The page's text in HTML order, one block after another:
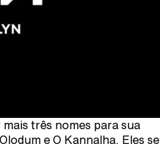
três nomes para sua
e O Kannalha. Eles se